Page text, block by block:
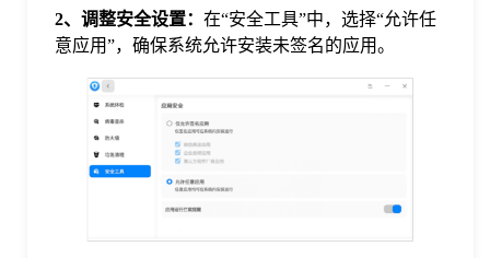
2、 调整安全设置： 在“安全工具”中，选择“允许任
意应用”，确保系统允许安装未签名的应用。